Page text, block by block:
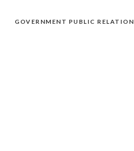
GOVERNMENT PUBLIC RELATION